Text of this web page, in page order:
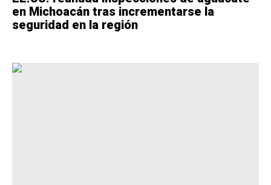
en Michoacán tras incrementarse la
seguridad en la región